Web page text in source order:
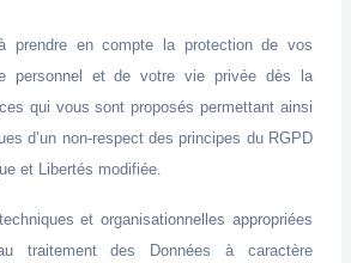
prendre en compte la protection de vos
personnel et de votre vie privée dès la
qui vous sont proposés permettant ainsi
d’un non-respect des principes du RGPD
et Libertés modifiée.
et organisationnelles appropriées
traitement des Données à caractère